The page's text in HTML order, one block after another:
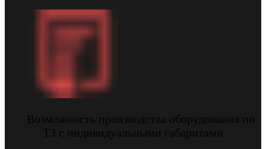
Возможность производства оборудования по
ТЗ с индивидуальными габаритами